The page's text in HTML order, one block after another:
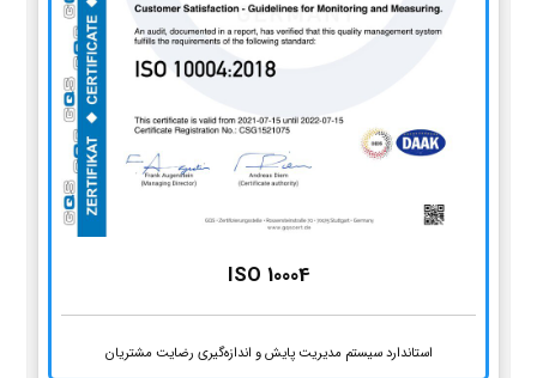
ISO 10004
استاندارد سیستم مدیریت پایش و اندازه‌گیری رضایت مشتریان